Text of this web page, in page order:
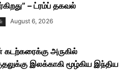
– ட்ரம்ப் தகவல்
August 6, 2026
அருகில்
இலக்காகி மூழ்கிய இந்திய